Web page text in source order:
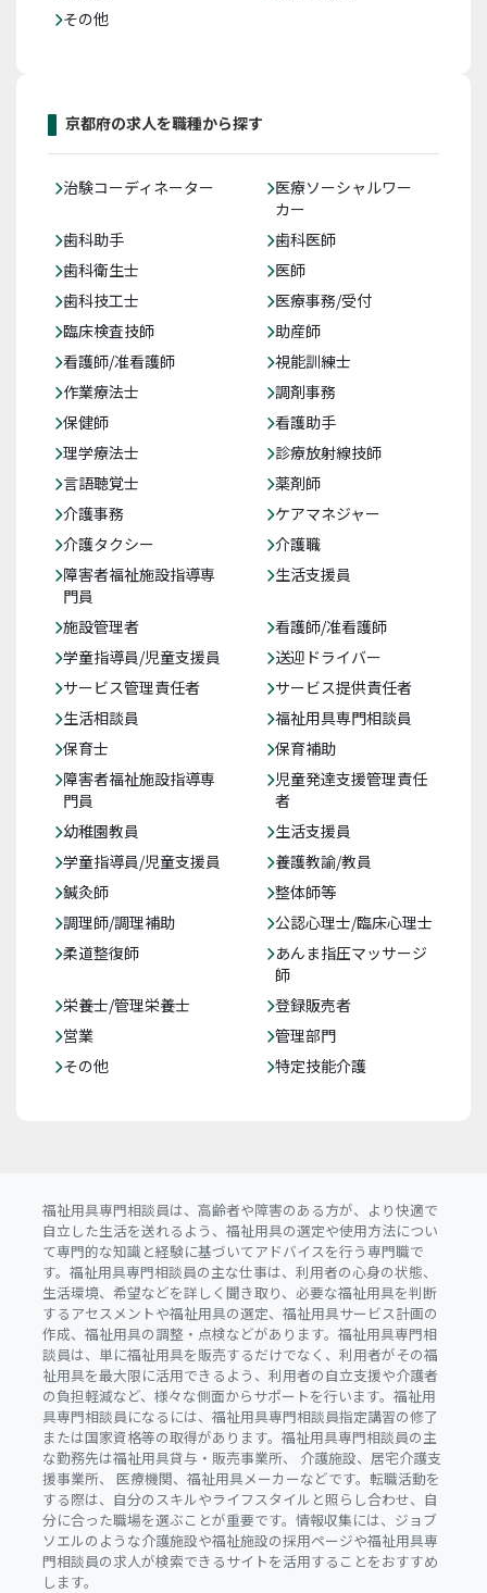
その他
京都府の求人を職種から探す
治験コーディネーター
医療ソーシャルワー
カー
歯科助手
歯科医師
歯科衛生士
医師
歯科技工士
医療事務/受付
臨床検査技師
助産師
看護師/准看護師
視能訓練士
作業療法士
調剤事務
保健師
看護助手
理学療法士
診療放射線技師
言語聴覚士
薬剤師
介護事務
ケアマネジャー
介護タクシー
介護職
障害者福祉施設指導専
門員
生活支援員
施設管理者
看護師/准看護師
学童指導員/児童支援員
送迎ドライバー
サービス管理責任者
サービス提供責任者
生活相談員
福祉用具専門相談員
保育士
保育補助
障害者福祉施設指導専
門員
児童発達支援管理責任
者
幼稚園教員
生活支援員
学童指導員/児童支援員
養護教諭/教員
鍼灸師
整体師等
調理師/調理補助
公認心理士/臨床心理士
柔道整復師
あんま指圧マッサージ
師
栄養士/管理栄養士
登録販売者
営業
管理部門
その他
特定技能介護
福祉用具専門相談員は、高齢者や障害のある方が、より快適で
自立した生活を送れるよう、福祉用具の選定や使用方法につい
て専門的な知識と経験に基づいてアドバイスを行う専門職で
す。福祉用具専門相談員の主な仕事は、利用者の心身の状態、
生活環境、希望などを詳しく聞き取り、必要な福祉用具を判断
するアセスメントや福祉用具の選定、福祉用具サービス計画の
作成、福祉用具の調整・点検などがあります。福祉用具専門相
談員は、単に福祉用具を販売するだけでなく、利用者がその福
祉用具を最大限に活用できるよう、利用者の自立支援や介護者
の負担軽減など、様々な側面からサポートを行います。福祉用
具専門相談員になるには、福祉用具専門相談員指定講習の修了
または国家資格等の取得があります。福祉用具専門相談員の主
な勤務先は福祉用具貸与・販売事業所、 介護施設、居宅介護支
援事業所、 医療機関、福祉用具メーカーなどです。転職活動を
する際は、自分のスキルやライフスタイルと照らし合わせ、自
分に合った職場を選ぶことが重要です。情報収集には、ジョブ
ソエルのような介護施設や福祉施設の採用ページや福祉用具専
門相談員の求人が検索できるサイトを活用することをおすすめ
します。